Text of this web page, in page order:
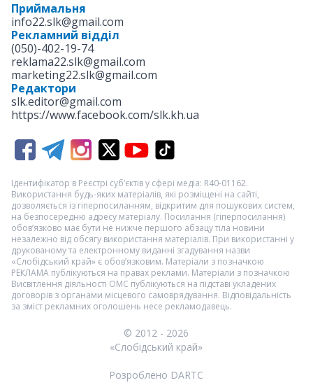
Приймальня
info22.slk@gmail.com
Рекламний відділ
(050)-402-19-74
reklama22.slk@gmail.com
marketing22.slk@gmail.com
Редактори
slk.editor@gmail.com
https://www.facebook.com/slk.kh.ua
Ідентифікатор в Реєстрі суб’єктів у сфері медіа: R40-01162.
Використання будь-яких матеріалів, які розміщені на сайті,
дозволяється із гіперпосиланням, відкритим для пошукових систем,
на безпосередню адресу матеріалу. Посилання (гіперпосилання)
обов’язково має бути не нижче першого абзацу тіла новини
незалежно від обсягу використання матеріалів. При використанні у
друкованому та електронному виданні згадування назви
«Слобідський край» є обов’язковим. Матеріали з позначкою
РЕКЛАМА публікуються на правах реклами. Матеріали з позначкою
Висвітлення діяльності ОМС публікуються на підставі укладених
договорів з органами місцевого самоврядування. Відповідальність
за зміст рекламних оголошень несе рекламодавець.
© 2012 - 2026
«Слобідський край»
Розроблено DARTC